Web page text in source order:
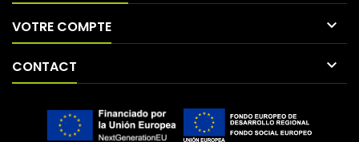
VOTRE COMPTE 
CONTACT 